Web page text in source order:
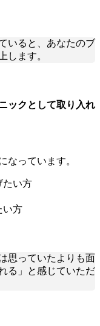
いると、あなたのブ
します。
ックとして取り入れ
なっています。
たい方
い方
思っていたよりも面
る」と感じていただ